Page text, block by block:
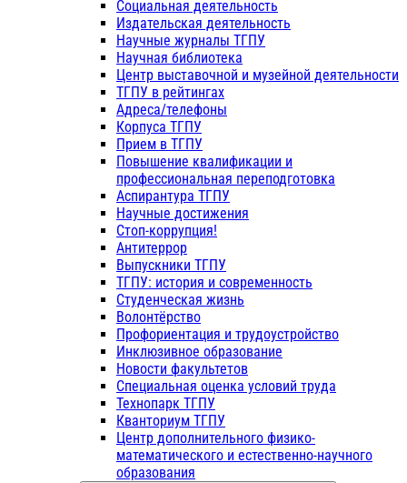
Социальная деятельность
Издательская деятельность
Научные журналы ТГПУ
Научная библиотека
Центр выставочной и музейной деятельности
ТГПУ в рейтингах
Адреса/телефоны
Корпуса ТГПУ
Прием в ТГПУ
Повышение квалификации и
профессиональная переподготовка
Аспирантура ТГПУ
Научные достижения
Стоп-коррупция!
Антитеррор
Выпускники ТГПУ
ТГПУ: история и современность
Студенческая жизнь
Волонтёрство
Профориентация и трудоустройство
Инклюзивное образование
Новости факультетов
Специальная оценка условий труда
Технопарк ТГПУ
Кванториум ТГПУ
Центр дополнительного физико-
математического и естественно-научного
образования